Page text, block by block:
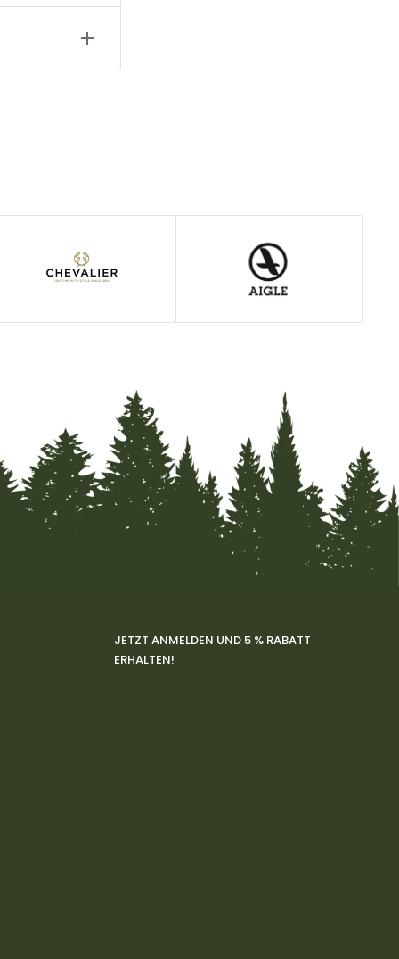
JETZT ANMELDEN UND 5 % RABATT
ERHALTEN!